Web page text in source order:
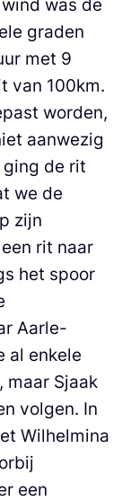
was de
graden
met 9
van 100km.
worden,
aanwezig
ging de rit
we de
zijn
rit naar
het spoor
Aarle-
al enkele
maar Sjaak
volgen. In
Wilhelmina
een